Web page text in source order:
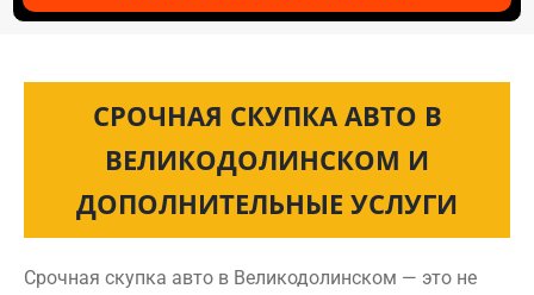
СРОЧНАЯ СКУПКА АВТО В
ВЕЛИКОДОЛИНСКОМ И
ДОПОЛНИТЕЛЬНЫЕ УСЛУГИ
Срочная скупка авто в Великодолинском — это не